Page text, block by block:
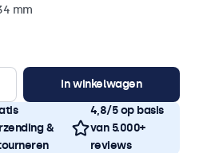
mm
In winkelwagen
&
4,8/5 op basis
van 5.000+
reviews